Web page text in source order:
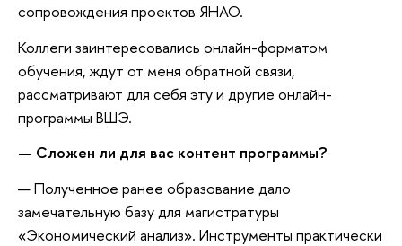
сопровождения проектов ЯНАО.
Коллеги заинтересовались онлайн-форматом
обучения, ждут от меня обратной связи,
рассматривают для себя эту и другие онлайн-
программы ВШЭ.
— Сложен ли для вас контент программы?
— Полученное ранее образование дало
замечательную базу для магистратуры
«Экономический анализ». Инструменты практически